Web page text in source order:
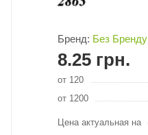
Бренд: Без Бренду
8.25 грн.
от 120
от 1200
Цена актуальная на